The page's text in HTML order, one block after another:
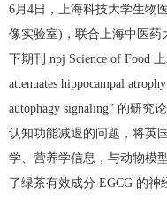
6月 4 日，上海科技大学生物
像实验室) ，联合上海中医
下期刊 npj Science of Food
attenuates hippocampal
autophagy signaling” 的研究
认知功能减退的问题，将英
学、营养学信息，与动物模
了绿茶有效成分 EGCG 的神